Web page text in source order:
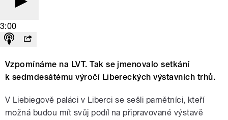
3:00
Vzpomínáme na LVT. Tak se jmenovalo setkání
k sedmdesátému výročí Libereckých výstavních trhů.
V Liebiegově paláci v Liberci se sešli pamětníci, kteří
možná budou mít svůj podíl na připravované výstavě